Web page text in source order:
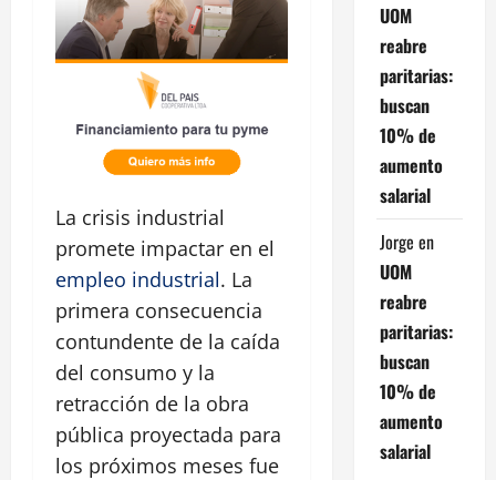
La crisis industrial
promete impactar en el
empleo industrial. La
primera consecuencia
contundente de la caída
del consumo y la
retracción de la obra
pública proyectada para
los próximos meses fue
UOM
reabre
paritarias:
buscan
10% de
aumento
salarial
Jorge en
UOM
reabre
paritarias:
buscan
10% de
aumento
salarial